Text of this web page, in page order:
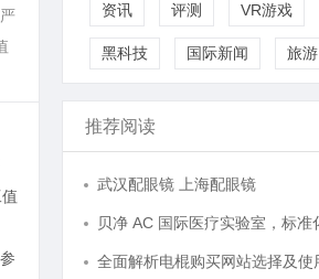
资讯 评测 VR游戏
黑科技 国际新闻 旅游
推荐阅读
武汉配眼镜 上海配眼镜